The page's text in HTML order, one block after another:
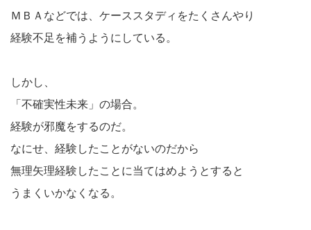
ＭＢＡなどでは、ケーススタディをたくさんやり
経験不足を補うようにしている。
しかし、
「不確実性未来」の場合。
経験が邪魔をするのだ。
なにせ、経験したことがないのだから
無理矢理経験したことに当てはめようとすると
うまくいかなくなる。